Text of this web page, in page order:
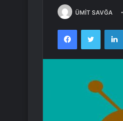
ÜMİT SAVĞA
FacebookTwitter